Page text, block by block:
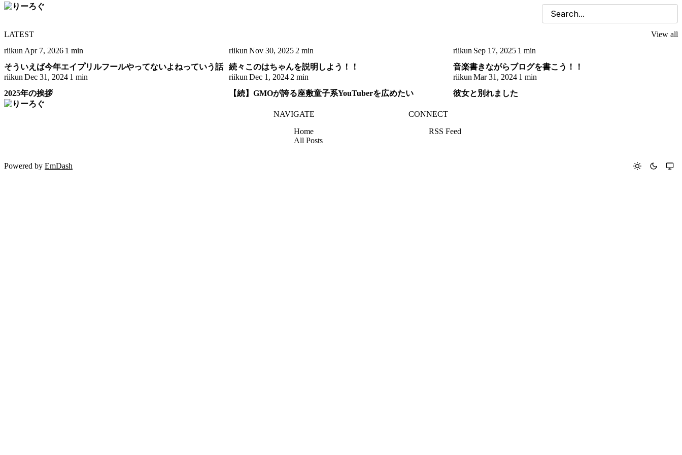
LATEST
View all
riikun Apr 7, 2026 1 min
そういえば今年エイプリルフールやってないよねっていう話
riikun Nov 30, 2025 2 min
続々このはちゃんを説明しよう！！
riikun Sep 17, 2025 1 min
音楽書きながらブログを書こう！！
riikun Dec 31, 2024 1 min
2025年の挨拶
riikun Dec 1, 2024 2 min
【続】GMOが誇る座敷童子系YouTuberを広めたい
riikun Mar 31, 2024 1 min
彼女と別れました
NAVIGATE
Home
All Posts
CONNECT
RSS Feed
Powered by EmDash